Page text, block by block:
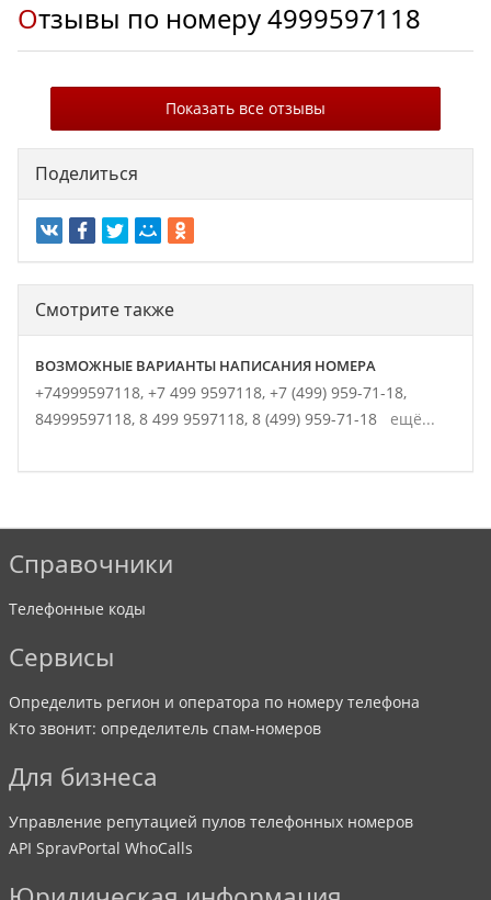
Отзывы по номеру4999597118
Показать все отзывы
Поделиться
Смотрите также
ВОЗМОЖНЫЕ ВАРИАНТЫ НАПИСАНИЯ НОМЕРА
+74999597118, +7 499 9597118, +7 (499) 959-71-18,
84999597118, 8 499 9597118, 8 (499) 959-71-18 ещё...
Справочники
Телефонные коды
Сервисы
Определить регион и оператора по номеру телефона
Кто звонит: определитель спам-номеров
Для бизнеса
Управление репутацией пулов телефонных номеров
API SpravPortal WhoCalls